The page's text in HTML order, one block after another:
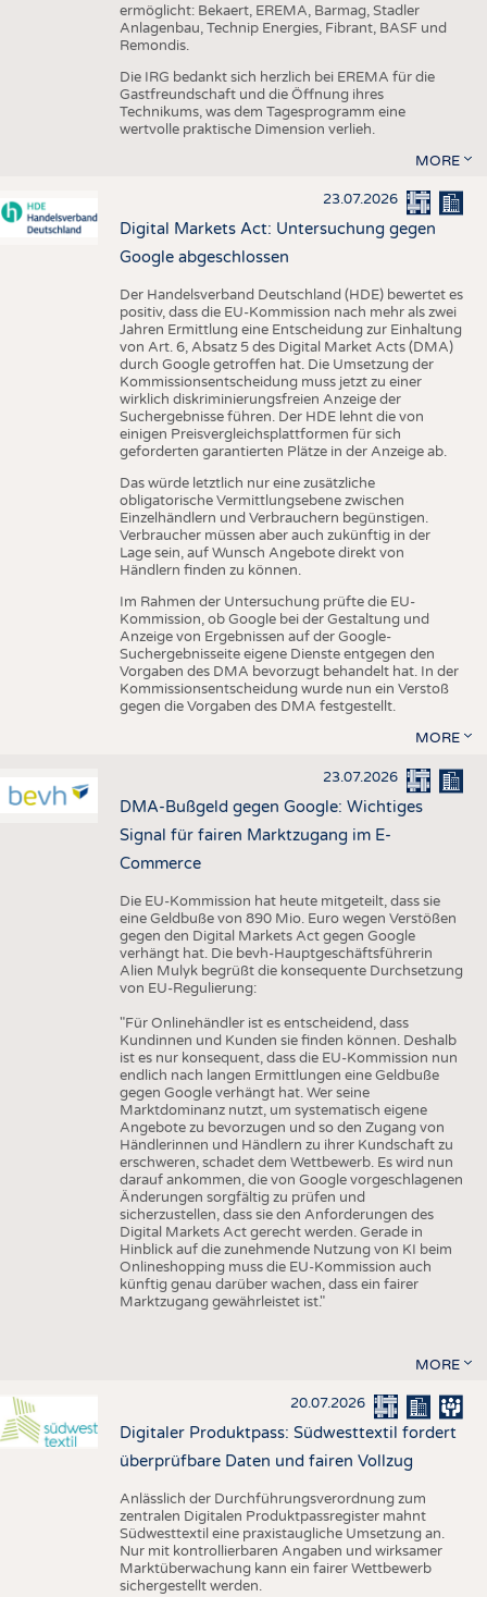
ermöglicht: Bekaert, EREMA, Barmag, Stadler
Anlagenbau, Technip Energies, Fibrant, BASF und
Remondis.
Die IRG bedankt sich herzlich bei EREMA für die
Gastfreundschaft und die Öffnung ihres
Technikums, was dem Tagesprogramm eine
wertvolle praktische Dimension verlieh.
MORE
23.07.2026
Digital Markets Act: Untersuchung gegen
Google abgeschlossen
Der Handelsverband Deutschland (HDE) bewertet es
positiv, dass die EU-Kommission nach mehr als zwei
Jahren Ermittlung eine Entscheidung zur Einhaltung
von Art. 6, Absatz 5 des Digital Market Acts (DMA)
durch Google getroffen hat. Die Umsetzung der
Kommissionsentscheidung muss jetzt zu einer
wirklich diskriminierungsfreien Anzeige der
Suchergebnisse führen. Der HDE lehnt die von
einigen Preisvergleichsplattformen für sich
geforderten garantierten Plätze in der Anzeige ab.
Das würde letztlich nur eine zusätzliche
obligatorische Vermittlungsebene zwischen
Einzelhändlern und Verbrauchern begünstigen.
Verbraucher müssen aber auch zukünftig in der
Lage sein, auf Wunsch Angebote direkt von
Händlern finden zu können.
Im Rahmen der Untersuchung prüfte die EU-
Kommission, ob Google bei der Gestaltung und
Anzeige von Ergebnissen auf der Google-
Suchergebnisseite eigene Dienste entgegen den
Vorgaben des DMA bevorzugt behandelt hat. In der
Kommissionsentscheidung wurde nun ein Verstoß
gegen die Vorgaben des DMA festgestellt.
MORE
23.07.2026
DMA-Bußgeld gegen Google: Wichtiges
Signal für fairen Marktzugang im E-
Commerce
Die EU-Kommission hat heute mitgeteilt, dass sie
eine Geldbuße von 890 Mio. Euro wegen Verstößen
gegen den Digital Markets Act gegen Google
verhängt hat. Die bevh-Hauptgeschäftsführerin
Alien Mulyk begrüßt die konsequente Durchsetzung
von EU-Regulierung:
"Für Onlinehändler ist es entscheidend, dass
Kundinnen und Kunden sie finden können. Deshalb
ist es nur konsequent, dass die EU-Kommission nun
endlich nach langen Ermittlungen eine Geldbuße
gegen Google verhängt hat. Wer seine
Marktdominanz nutzt, um systematisch eigene
Angebote zu bevorzugen und so den Zugang von
Händlerinnen und Händlern zu ihrer Kundschaft zu
erschweren, schadet dem Wettbewerb. Es wird nun
darauf ankommen, die von Google vorgeschlagenen
Änderungen sorgfältig zu prüfen und
sicherzustellen, dass sie den Anforderungen des
Digital Markets Act gerecht werden. Gerade in
Hinblick auf die zunehmende Nutzung von KI beim
Onlineshopping muss die EU-Kommission auch
künftig genau darüber wachen, dass ein fairer
Marktzugang gewährleistet ist."
MORE
20.07.2026
Digitaler Produktpass: Südwesttextil fordert
überprüfbare Daten und fairen Vollzug
Anlässlich der Durchführungsverordnung zum
zentralen Digitalen Produktpassregister mahnt
Südwesttextil eine praxistaugliche Umsetzung an.
Nur mit kontrollierbaren Angaben und wirksamer
Marktüberwachung kann ein fairer Wettbewerb
sichergestellt werden.